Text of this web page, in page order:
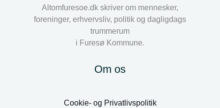
Altomfuresoe.dk skriver om mennesker,
foreninger, erhvervsliv, politik og dagligdags
trummerum
i Furesø Kommune.
Om os
Cookie- og Privatlivspolitik